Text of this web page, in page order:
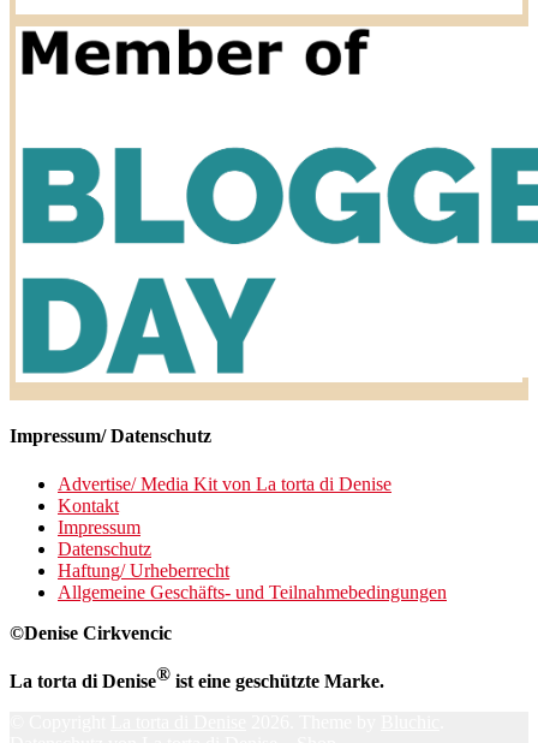
Impressum/ Datenschutz
Advertise/ Media Kit von La torta di Denise
Kontakt
Impressum
Datenschutz
Haftung/ Urheberrecht
Allgemeine Geschäfts- und Teilnahmebedingungen
©Denise Cirkvencic
La torta di Denise® ist eine geschützte Marke.